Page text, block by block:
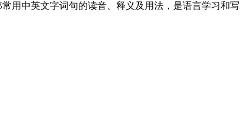
用中英文字词句的读音、释义及用法，是语言学习和写